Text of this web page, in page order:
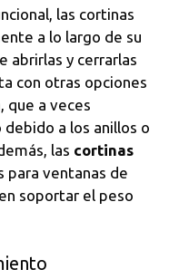
las cortinas
a lo largo de su
abrirlas y cerrarlas
con otras opciones
que a veces
a los anillos o
las cortinas
para ventanas de
soportar el peso